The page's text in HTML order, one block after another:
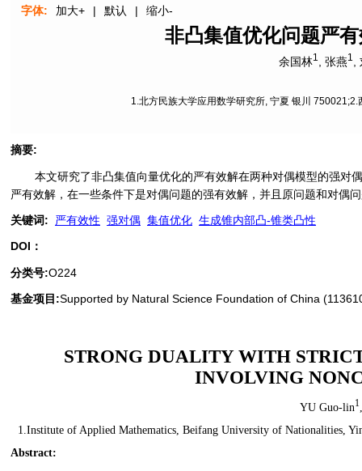
字体:
加大+ | 默认 | 缩小-
非凸集值优化问题严
余国林1 张燕1
1.北方民族大学应用数学研究所, 宁夏 银川
摘要:
本文研究了非凸集值向量优化的严有效解在两种对偶模型的强
严有效解，在一些条件下是对偶问题的强有效解，并且原问题和对偶
关键词: 严有效性 强对偶 集值优化 生成锥内部凸-锥类凸性
DOI：
分类号:O224
基金项目:Supported by Natural Science Foundation of China
STRONG DUALITY WITH
INVOLVING
YU Guo-lin1
1.Institute of Applied Mathematics, Beifang University of Nationalities,
Abstract: